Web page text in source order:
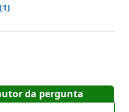
(1)
da pergunta